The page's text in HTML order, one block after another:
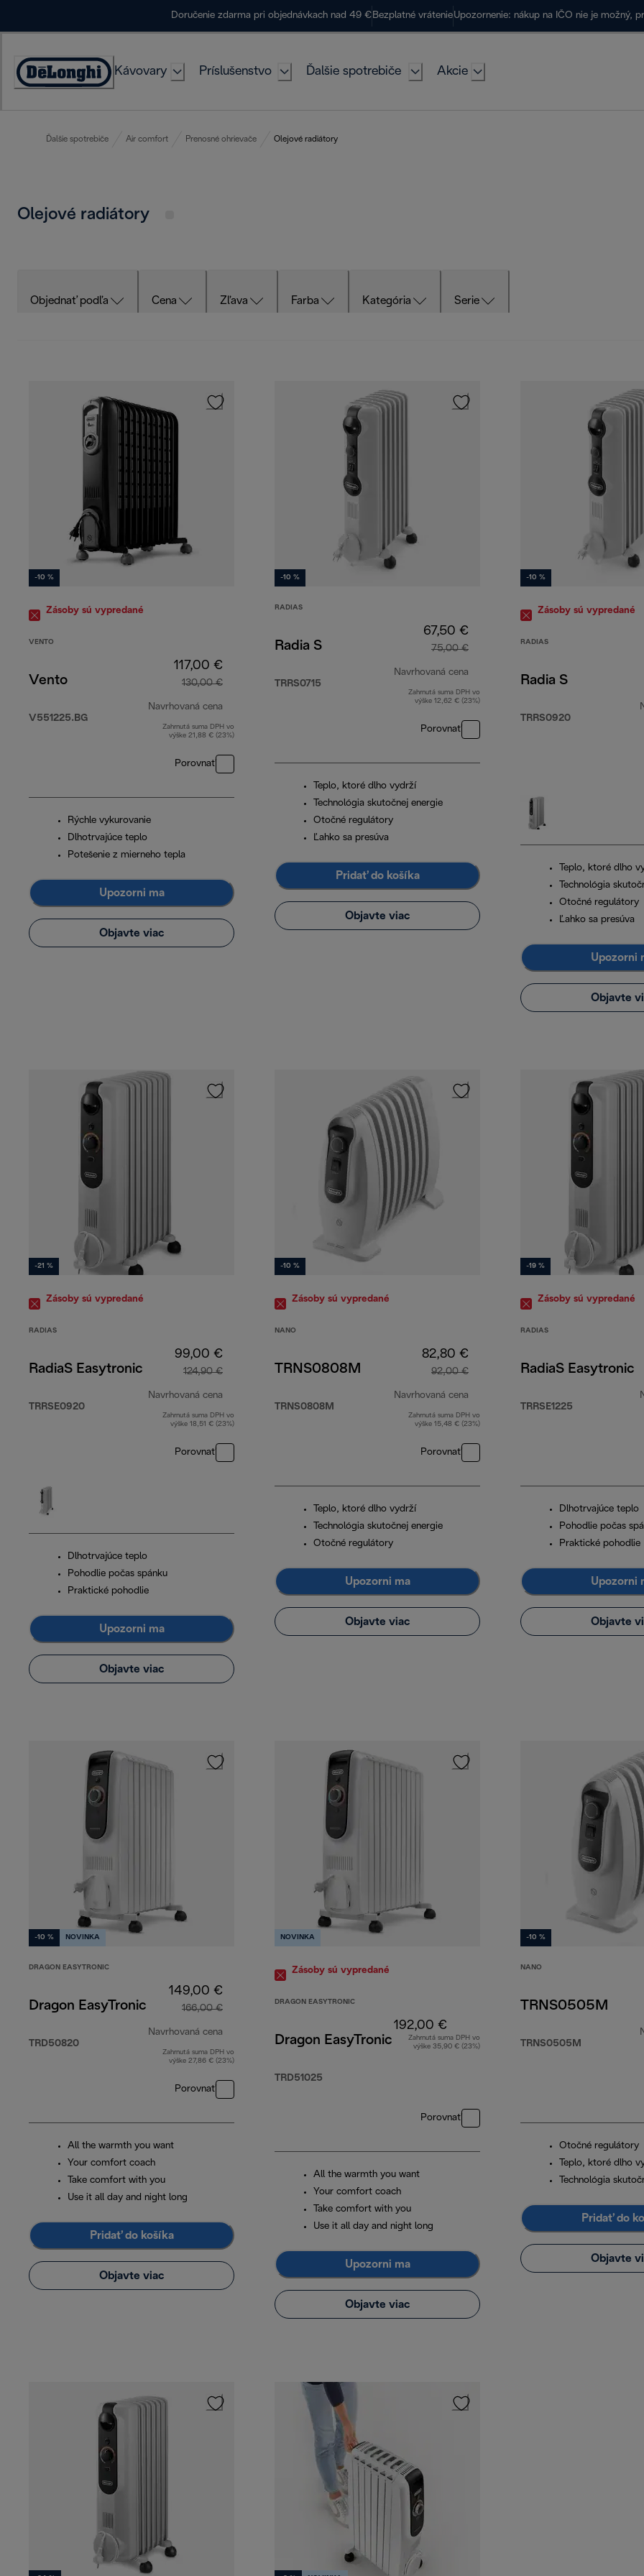
Doručenie zdarma pri objednávkach nad 49 € Bezplatné vrátenieUpozornenie: nákup na IČO nie je možný,
Accessibility
Kávovary Príslušenstvo Ďalšie spotrebiče Akcie
Ďalšie spotrebiče Air comfort Prenosné ohrievače Olejové radiátory
Olejové radiátory
Objednať podľa Cena Zľava Farba Kategória Serie
-10 %
Zásoby sú vypredané
VENTO
Vento
V551225.BG
117,00 €
130,00 €
Navrhovaná cena
pôvodná cena 130,00 €
Zahrnutá suma DPH vo
výške 21,88 € (23%)
Porovnať
Rýchle vykurovanie
Dlhotrvajúce teplo
Potešenie z mierneho tepla
Upozorni ma
Objavte viac
-10 %
RADIAS
Radia S
TRRS0715
67,50 €
75,00 €
Navrhovaná cena
pôvodná cena 75,00 €
Zahrnutá suma DPH vo
výške 12,62 € (23%)
Porovnať
Teplo, ktoré dlho vydrží
Technológia skutočnej energie
Otočné regulátory
Ľahko sa presúva
Pridať do košíka
Objavte viac
-10 %
Zásoby sú vypredané
RADIAS
Radia S
TRRS0920
Teplo, ktoré dlho
Technológia
Otočné regulátory
Ľahko sa presúva
Upozorni
Objavte
-21 %
Zásoby sú vypredané
RADIAS
RadiaS Easytronic
TRRSE0920
99,00 €
124,90 €
Navrhovaná cena
pôvodná cena 124,90 €
Zahrnutá suma DPH vo
výške 18,51 € (23%)
Porovnať
Dlhotrvajúce teplo
Pohodlie počas spánku
Praktické pohodlie
Upozorni ma
Objavte viac
-10 %
Zásoby sú vypredané
NANO
TRNS0808M
TRNS0808M
82,80 €
92,00 €
Navrhovaná cena
pôvodná cena 92,00 €
Zahrnutá suma DPH vo
výške 15,48 € (23%)
Porovnať
Teplo, ktoré dlho vydrží
Technológia skutočnej energie
Otočné regulátory
Upozorni ma
Objavte viac
-19 %
Zásoby sú vypredané
RADIAS
RadiaS Easytronic
TRRSE1225
Dlhotrvajúce teplo
Pohodlie počas
Praktické pohodlie
Upozorni
Objavte
-10 % NOVINKA
DRAGON EASYTRONIC
Dragon EasyTronic
TRD50820
149,00 €
166,00 €
Navrhovaná cena
pôvodná cena 166,00 €
Zahrnutá suma DPH vo
výške 27,86 € (23%)
Porovnať
All the warmth you want
Your comfort coach
Take comfort with you
Use it all day and night long
Pridať do košíka
Objavte viac
NOVINKA
Zásoby sú vypredané
DRAGON EASYTRONIC
Dragon EasyTronic
TRD51025
192,00 €
Zahrnutá suma DPH vo
výške 35,90 € (23%)
Porovnať
All the warmth you want
Your comfort coach
Take comfort with you
Use it all day and night long
Upozorni ma
Objavte viac
-10 %
NANO
TRNS0505M
TRNS0505M
Otočné regulátory
Teplo, ktoré dlho
Technológia
Pridať do
Objavte